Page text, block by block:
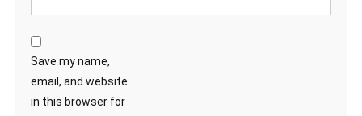
Save my name,
email, and website
in this browser for